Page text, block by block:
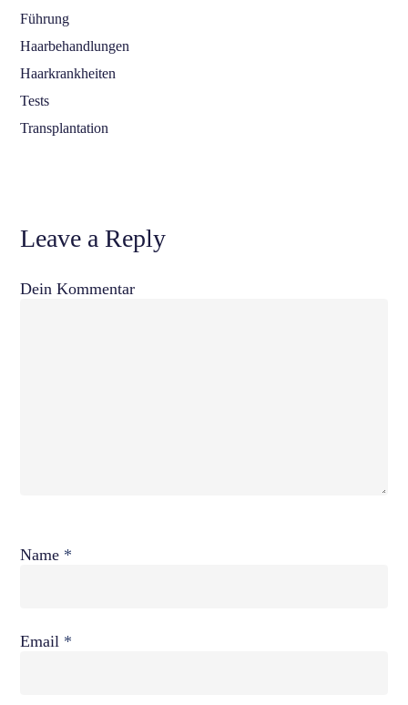
Führung
Haarbehandlungen
Haarkrankheiten
Tests
Transplantation
Leave a Reply
Dein Kommentar
Name *
Email *